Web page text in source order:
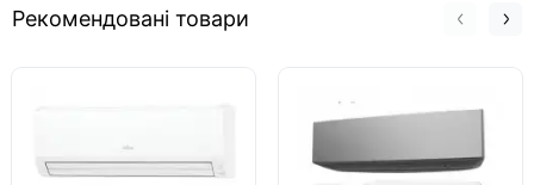
Рекомендовані товари